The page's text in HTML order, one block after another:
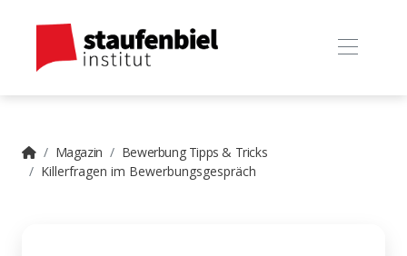
Magazin
Bewerbung Tipps & Tricks
Killerfragen im Bewerbungsgespräch